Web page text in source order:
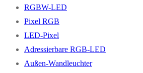
RGBW-LED
Pixel RGB
LED-Pixel
Adressierbare RGB-LED
Außen-Wandleuchter